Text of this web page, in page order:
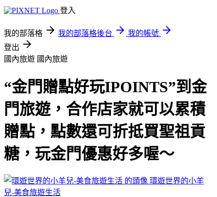
登入
我的部落格 我的部落格後台
我的帳號
登出
國內旅遊 國內旅遊
“金門贈點好玩IPOINTS”到金
門旅遊，合作店家就可以累積
贈點，點數還可折抵買聖祖貢
糖，玩金門優惠好多喔～
環遊世界的小羊
兒-美食旅遊生活